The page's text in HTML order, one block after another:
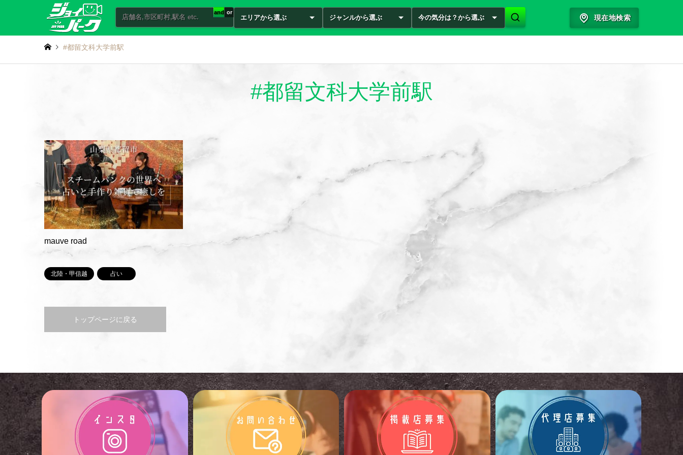
and or
エリアから選ぶ ジャンルから選ぶ 今の気分は？から選ぶ 現在地検索
#都留文科大学前駅
#都留文科大学前駅
mauve road
北陸・甲信越 占い
トップページに戻る